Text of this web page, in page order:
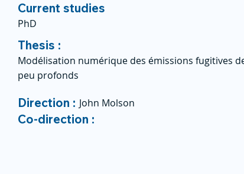
Current studies
PhD
Thesis :
Modélisation numérique des émissions fugitives
peu profonds
Direction : John Molson
Co-direction :